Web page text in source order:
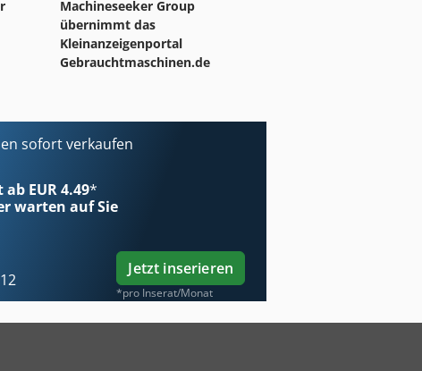
Machineseeker Group
übernimmt das
Kleinanzeigenportal
Gebrauchtmaschinen.de
sofort verkaufen
EUR 4.49*
warten auf Sie
Jetzt inserieren
*pro Inserat/Monat